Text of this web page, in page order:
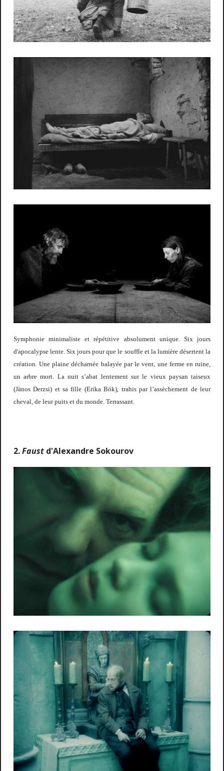
Symphonie minimaliste et répétitive absolument unique. Six jours
d'apocalypse lente. Six jours pour que le souffle et la lumière désertent la
création. Une plaine décharnée balayée par le vent, une ferme en ruine,
un arbre mort. La nuit s’abat lentement sur le vieux paysan taiseux
(Jànos Derzsi) et sa fille (Erika Bók), trahis par l’assèchement de leur
cheval, de leur puits et du monde. Terrassant.
2.Faustd'Alexandre Sokourov